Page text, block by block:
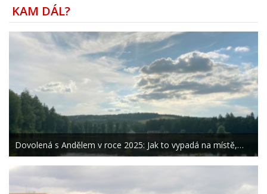
KAM DÁL?
Dovolená s Andělem v roce 2025: Jak to vypadá na místě,…